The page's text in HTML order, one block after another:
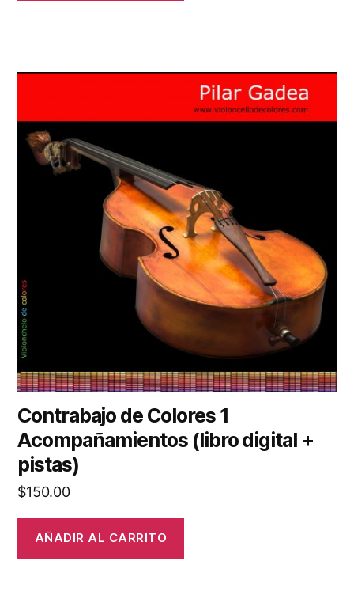
Contrabajo de Colores 1
Acompañamientos (libro digital +
pistas)
$150.00
AÑADIR AL CARRITO